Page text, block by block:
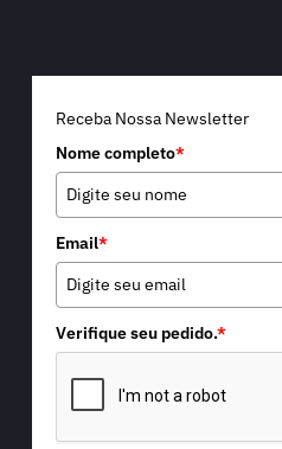
Receba Nossa Newsletter
Nome completo*
Email*
Verifique seu pedido.*